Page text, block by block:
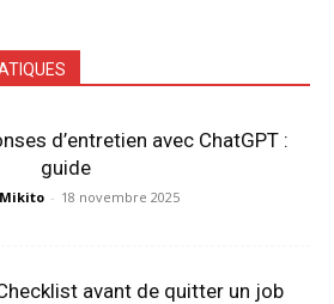
d’entretien avec ChatGPT :
guide
- 18 novembre 2025
avant de quitter un job